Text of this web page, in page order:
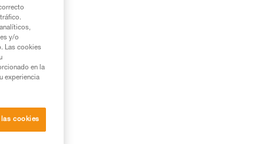
y/o
Las cookies
en la
experiencia
cookies